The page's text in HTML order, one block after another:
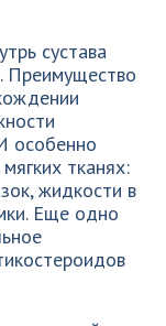
сустава
Преимущество
особенно
тканях:
жидкости в
Еще одно